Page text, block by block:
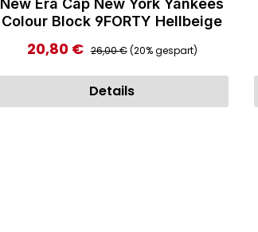
New Era Cap New York Yankees
Colour Block 9FORTY Hellbeige
Verkaufspreis:
20,80 € Regulärer Preis:
26,00 €(20% gespart)
Details